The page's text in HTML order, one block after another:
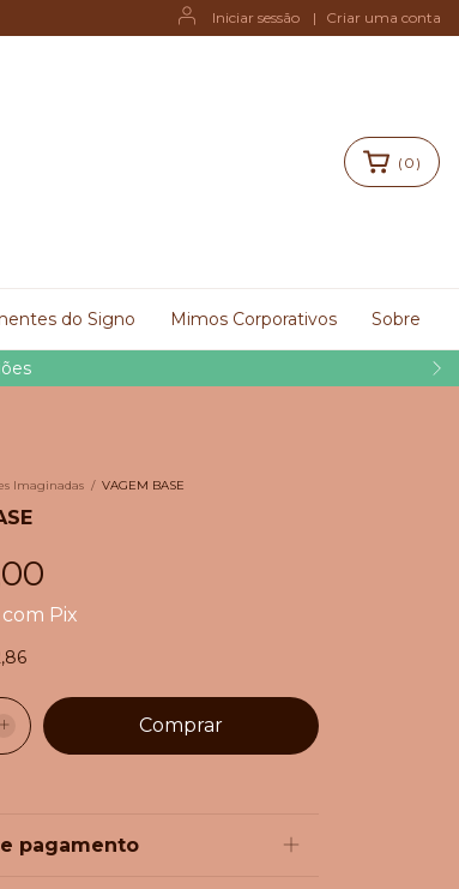
Iniciar sessão | Criar uma conta
( 0 )
do Signo Mimos Corporativos Sobre
Imaginadas / VAGEM BASE
com Pix
pagamento